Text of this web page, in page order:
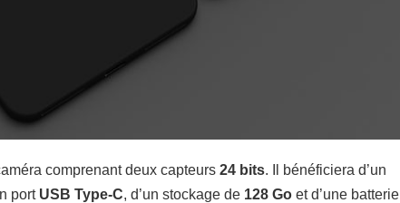
comprenant deux capteurs 24 bits. Il bénéficiera d’un
portUSB Type-C, d’un stockage de 128 Go et d’une batterie